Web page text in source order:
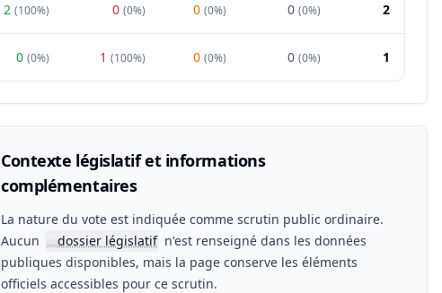
2 (100%) 0 (0%) 0 (0%) 0 (0%) 2
0 (0%) 1 (100%) 0 (0%) 0 (0%) 1
Contexte législatif et informations
complémentaires
La nature du vote est indiquée comme scrutin public ordinaire.
Aucun
📖dossier législatif n'est renseigné dans les données
publiques disponibles, mais la page conserve les éléments
officiels accessibles pour ce scrutin.